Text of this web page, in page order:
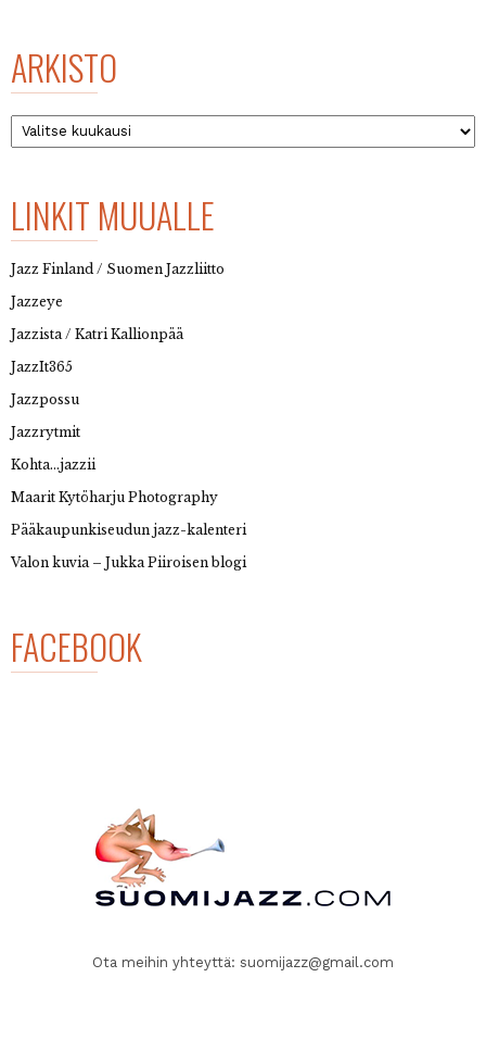
ARKISTO
Arkisto
LINKIT MUUALLE
Jazz Finland / Suomen Jazzliitto
Jazzeye
Jazzista / Katri Kallionpää
JazzIt365
Jazzpossu
Jazzrytmit
Kohta…jazzii
Maarit Kytöharju Photography
Pääkaupunkiseudun jazz-kalenteri
Valon kuvia – Jukka Piiroisen blogi
FACEBOOK
Ota meihin yhteyttä: suomijazz@gmail.com